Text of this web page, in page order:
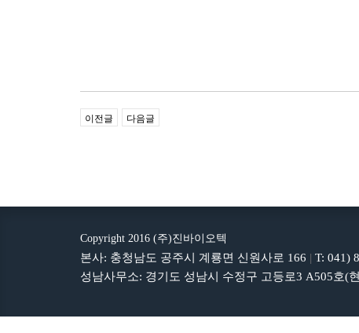
이전글 다음글
Copyright 2016 (주)진바이오텍
본사: 충청남도 공주시 계룡면 신원사로 166 | T: 041)
성남사무소: 경기도 성남시 수정구 고등로3 A505호(